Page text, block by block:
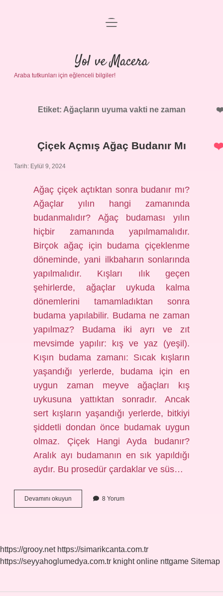
Anasayfa
Gizlilik Politikası
Yasal Uyarı
menüyü
Yol ve Macera
Araba tutkunları için eğlenceli bilgiler!
Etiket: Ağaçların uyuma vakti ne zaman
Çiçek Açmış Ağaç Budanır Mı
Tarih: Eylül 9, 2024
Ağaç çiçek açtıktan sonra budanır mı?
Ağaçlar yılın hangi zamanında
budanmalıdır? Ağaç budaması yılın
hiçbir zamanında yapılmamalıdır.
Birçok ağaç için budama çiçeklenme
döneminde, yani ilkbaharın sonlarında
yapılmalıdır. Kışları ılık geçen
şehirlerde, ağaçlar uykuda kalma
dönemlerini tamamladıktan sonra
budama yapılabilir. Budama ne zaman
yapılmaz? Budama iki ayrı ve zıt
mevsimde yapılır: kış ve yaz (yeşil).
Kışın budama zamanı: Sıcak kışların
yaşandığı yerlerde, budama için en
uygun zaman meyve ağaçları kış
uykusuna yattıktan sonradır. Ancak
sert kışların yaşandığı yerlerde, bitkiyi
şiddetli dondan önce budamak uygun
olmaz. Çiçek Hangi Ayda budanır?
Aralık ayı budamanın en sık yapıldığı
aydır. Bu prosedür çardaklar ve süs…
Devamını okuyun
Açmış
8 Yorum
https://grooy.net https://simarikcanta.com.tr
https://seyyahoglumedya.com.tr knight online nttgame Sitemap